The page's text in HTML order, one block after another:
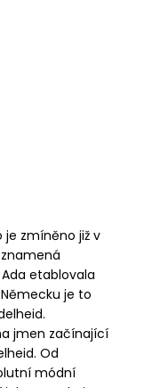
zmíněno již v
etablovala
je to
jmen začínající
Od
módní